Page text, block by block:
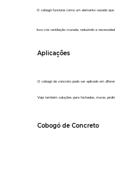
O cobogó funciona como um elemento vazado
Isso cria ventilação cruzada, reduzindo a
Aplicações
O cobogó de concreto pode ser aplicado em
Veja também soluções para fachadas, muros,
Cobogó de Concreto